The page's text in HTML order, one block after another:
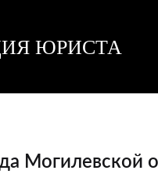
ЮРИСТА
Могилевской